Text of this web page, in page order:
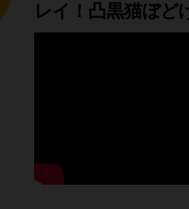
レイ！凸黒猫ぼど